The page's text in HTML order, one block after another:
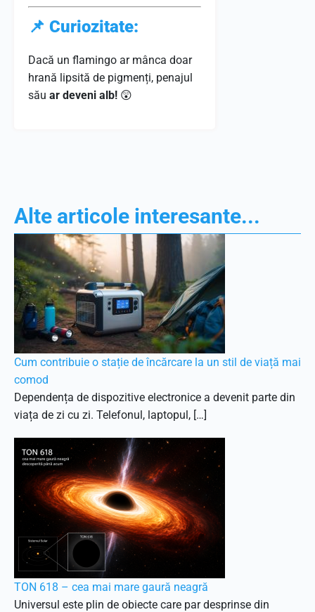
📌 Curiozitate:
Dacă un flamingo ar mânca doar
hrană lipsită de pigmenți, penajul
său ar deveni alb! 😲
Alte articole interesante...
Cum contribuie o stație de încărcare la un stil de viață mai
comod
Dependența de dispozitive electronice a devenit parte din
viața de zi cu zi. Telefonul, laptopul, […]
TON 618 – cea mai mare gaură neagră
Universul este plin de obiecte care par desprinse din